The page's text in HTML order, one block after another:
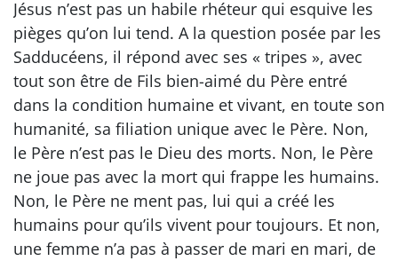
Jésus n’est pas un habile rhéteur qui esquive les
pièges qu’on lui tend. A la question posée par les
Sadducéens, il répond avec ses « tripes », avec
tout son être de Fils bien-aimé du Père entré
dans la condition humaine et vivant, en toute son
humanité, sa filiation unique avec le Père. Non,
le Père n’est pas le Dieu des morts. Non, le Père
ne joue pas avec la mort qui frappe les humains.
Non, le Père ne ment pas, lui qui a créé les
humains pour qu’ils vivent pour toujours. Et non,
une femme n’a pas à passer de mari en mari, de